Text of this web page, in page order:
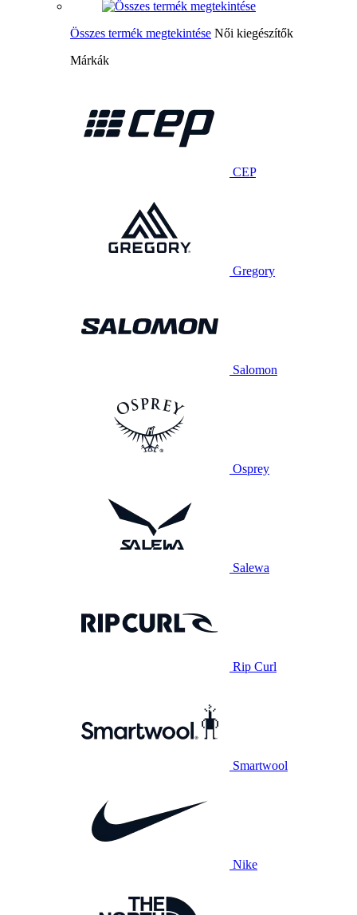
Összes termék megtekintése Női kiegészítők
Márkák
CEP
Gregory
Salomon
Osprey
Salewa
Rip Curl
Smartwool
Nike